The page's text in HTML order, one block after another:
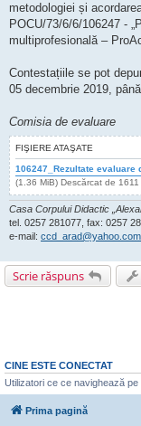
metodologiei și
POCU/73/6/6/106247 -
multiprofesională –
Contestațiile se pot
05 decembrie 2019,
Comisia de evaluare
FIŞIERE ATAŞATE
106247_Rezultate evaluare
(1.36 MiB) Descărcat de 1611
Casa Corpului Didactic
tel. 0257 281077, fax: 0257
e-mail: ccd_arad@yahoo.com
Scrie răspuns
CINE ESTE CONECTAT
Utilizatori ce ce navighează
Prima pagină